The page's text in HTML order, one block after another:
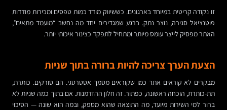
זו נקודה קריטית במיוחד בארגונים. כששיווק מודד כמות טפסים ומכירות מודדות
פוטנציאל סגירה, נוצר נתק. ברגע שמגדירים יחד מה נחשב “מועמד מתאים”,
האתר מפסיק לייצר עומס מיותר ומתחיל לתפקד כצינור איכותי יותר.
הצעת הערך צריכה להיות ברורה בתוך שניות
מבקרים לא קוראים אתר כמו שקוראים מסמך אסטרטגי. הם סורקים. כותרת,
תת-כותרת, הוכחה ראשונה, כפתור. זה חלון ההזדמנות. אם בתוך כמה שניות לא
ברור למי השירות מיועד, מה התוצאה שהוא מספק, ובמה הוא שונה — הסיכוי